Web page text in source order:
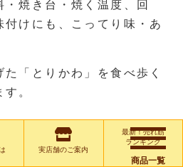
商品一覧
焼き台・焼く温度、回
けにも、こってり味・あ
「とりかわ」を食べ歩く
。
の皮の焼鳥を紹介
実店舗のご案内
最新！売れ筋
ランキング